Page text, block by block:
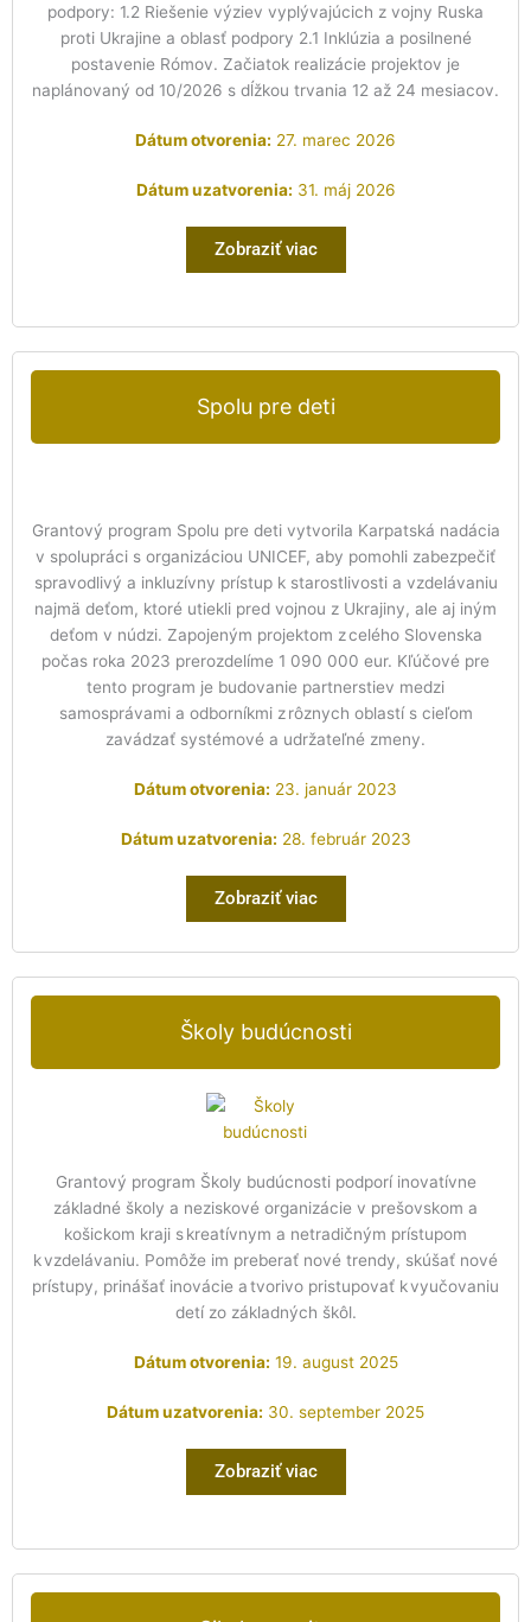
podpory: 1.2 Riešenie výziev vyplývajúcich z vojny Ruska
proti Ukrajine a oblasť podpory 2.1 Inklúzia a posilnené
postavenie Rómov. Začiatok realizácie projektov je
naplánovaný od 10/2026 s dĺžkou trvania 12 až 24 mesiacov.
Dátum otvorenia: 27. marec 2026
Dátum uzatvorenia: 31. máj 2026
Zobraziť viac
Spolu pre deti
Grantový program Spolu pre deti vytvorila Karpatská nadácia
v spolupráci s organizáciou UNICEF, aby pomohli zabezpečiť
spravodlivý a inkluzívny prístup k starostlivosti a vzdelávaniu
najmä deťom, ktoré utiekli pred vojnou z Ukrajiny, ale aj iným
deťom v núdzi. Zapojeným projektom z celého Slovenska
počas roka 2023 prerozdelíme 1 090 000 eur. Kľúčové pre
tento program je budovanie partnerstiev medzi
samosprávami a odborníkmi z rôznych oblastí s cieľom
zavádzať systémové a udržateľné zmeny.
Dátum otvorenia: 23. január 2023
Dátum uzatvorenia: 28. február 2023
Zobraziť viac
Školy budúcnosti
Grantový program Školy budúcnosti podporí inovatívne
základné školy a neziskové organizácie v prešovskom a
košickom kraji s kreatívnym a netradičným prístupom
k vzdelávaniu. Pomôže im preberať nové trendy, skúšať nové
prístupy, prinášať inovácie a tvorivo pristupovať k vyučovaniu
detí zo základných škôl.
Dátum otvorenia: 19. august 2025
Dátum uzatvorenia: 30. september 2025
Zobraziť viac